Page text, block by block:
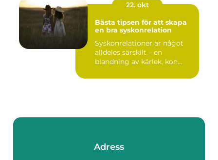
22. okt
Bästa tipsen för att skapa
en bra syskonrelation
Syskonrelationer är något
alldeles särskilt – en
blandning av kärlek, kon...
Adress